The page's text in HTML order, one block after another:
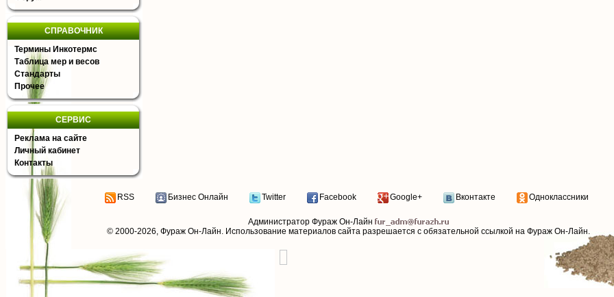
СПРАВОЧНИК
Термины Инкотермс
Таблица мер и весов
Стандарты
Прочее
СЕРВИС
Реклама на сайте
Личный кабинет
Контакты
RSS Бизнес Онлайн Twitter Facebook Google+ Вконтакте Одноклассники
Администратор Фураж Он-Лайн
© 2000-2026, Фураж Он-Лайн. Использование материалов сайта разрешается с обязательной ссылкой на Фураж Он-Лайн.